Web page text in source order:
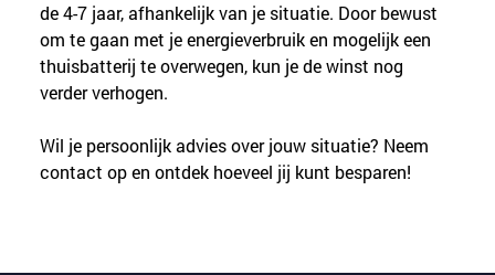
de 4-7 jaar, afhankelijk van je situatie. Door bewust
om te gaan met je energieverbruik en mogelijk een
thuisbatterij te overwegen, kun je de winst nog
verder verhogen.
Wil je persoonlijk advies over jouw situatie? Neem
contact op en ontdek hoeveel jij kunt besparen!